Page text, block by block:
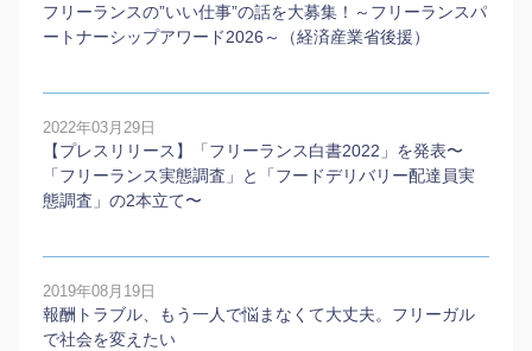
フリーランスの”いい仕事”の話を大募集！～フリーランスパ
ートナーシップアワード2026～（経済産業省後援）
2022年03月29日
【プレスリリース】「フリーランス白書2022」を発表〜
「フリーランス実態調査」と「フードデリバリー配達員実
態調査」の2本⽴て〜
2019年08月19日
報酬トラブル、もう一人で悩まなくて大丈夫。フリーガル
で社会を変えたい